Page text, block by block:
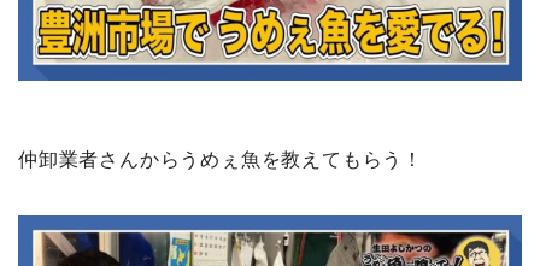
仲卸業者さんからうめぇ魚を教えてもらう！